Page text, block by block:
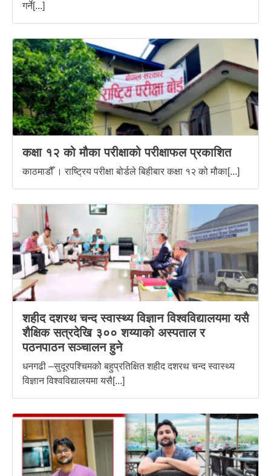
गर्ने[...]
कक्षा १२ को मौका परीक्षाको परीक्षाफल प्रकाशित
काठमाडौँ । राष्ट्रिय परीक्षा बोर्डले बिहीबार कक्षा १२ को मौका[...]
शहीद दशरथ चन्द स्वास्थ्य विज्ञान विश्वविद्यालयमा यसै
शैक्षिक सत्रदेखि ३०० शय्याको अस्पताल र
पठनपाठन सञ्चालन हुने
धनगढी –सुदूरपश्चिमको बहुप्रतिक्षित शहीद दशरथ चन्द स्वास्थ्य
विज्ञान विश्वविद्यालयमा यसै[...]